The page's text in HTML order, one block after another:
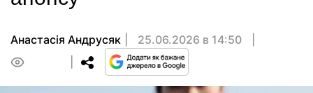
Анастасiя Андрусяк
25.06.2026 в 14:50